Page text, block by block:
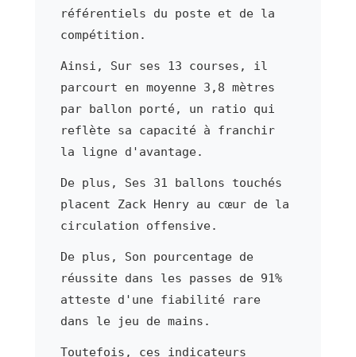
référentiels du poste et de la
compétition.
Ainsi, Sur ses 13 courses, il
parcourt en moyenne 3,8 mètres
par ballon porté, un ratio qui
reflète sa capacité à franchir
la ligne d'avantage.
De plus, Ses 31 ballons touchés
placent Zack Henry au cœur de la
circulation offensive.
De plus, Son pourcentage de
réussite dans les passes de 91%
atteste d'une fiabilité rare
dans le jeu de mains.
Toutefois, ces indicateurs